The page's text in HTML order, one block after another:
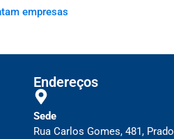
empresas
Endereços
Sede
Rua Carlos Gomes, 481, Prado